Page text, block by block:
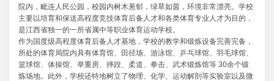
院内，毗连人民公园，校园内树木葱郁，绿草如茵，环境非常漂亮。学校
主要以培育和保送高程度竞技体育后备人才和各类体育专业人才为目的，
是江西省独一的一所省属中等职业体育运动学校。
作为国度级高程度体育后备人才基地，学校的教学和锻炼设备完善完备，
所处的体育局院内具有体育馆、田径场、游泳馆、乒乓球馆、羽毛球馆、
篮球馆、体操馆、举重房、摔跤、柔道、拳击、武术锻炼馆等 30余个锻
炼场地。此外，学校还特地树立了物理、化学、运动解剖等实验室以及微